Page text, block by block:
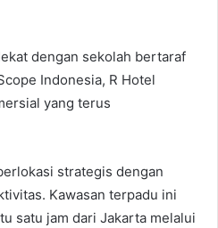
dengan sekolah bertaraf
Indonesia, R Hotel
yang terus
strategis dengan
Kawasan terpadu ini
satu jam dari Jakarta melalui